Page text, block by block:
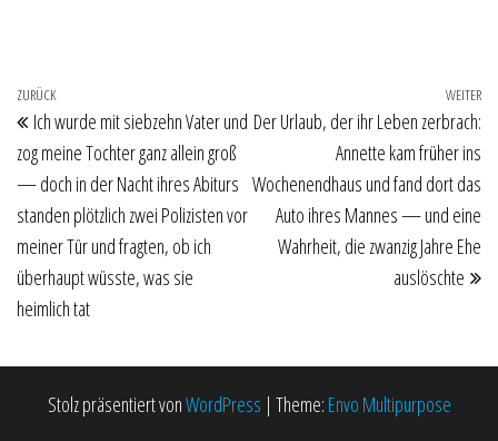
Beitragsnavigation
Vorheriger Beitrag
ZURÜCK
Ich wurde mit siebzehn Vater und
zog meine Tochter ganz allein groß
— doch in der Nacht ihres Abiturs
standen plötzlich zwei Polizisten vor
meiner Tür und fragten, ob ich
überhaupt wüsste, was sie
heimlich tat
WEITER
Der Urlaub, der ihr Leben zerbrach:
Annette kam früher ins
Wochenendhaus und fand dort das
Auto ihres Mannes — und eine
Wahrheit, die zwanzig Jahre Ehe
auslöschte
Stolz präsentiert vonWordPress | Theme: Envo Multipurpose